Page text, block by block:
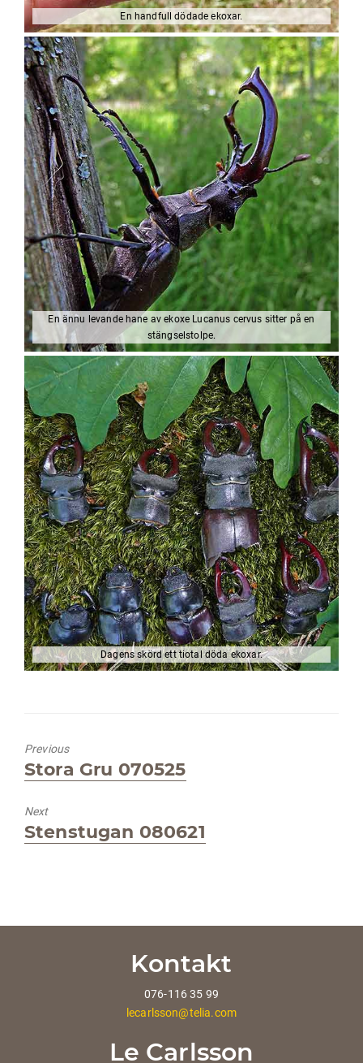
En handfull dödade ekoxar.
En ännu levande hane av ekoxe Lucanus cervus sitter på en
stängselstolpe.
Dagens skörd ett tiotal döda ekoxar.
Previous
Previous
post:
Stora Gru 070525
Next
Next
post:
Stenstugan 080621
Kontakt
076-116 35 99
lecarlsson@telia.com
Le Carlsson